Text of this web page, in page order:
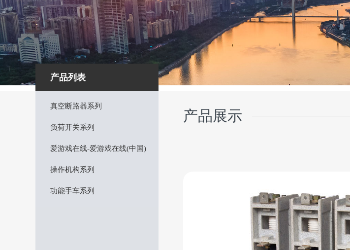
产品列表
真空断路器系列
负荷开关系列
爱游戏在线-爱游戏在线(中国)
操作机构系列
功能手车系列
产品展示